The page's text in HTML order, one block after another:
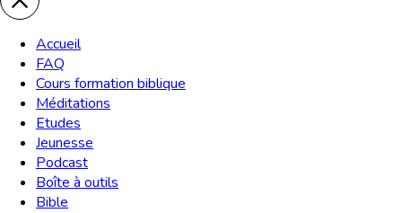
Accueil
FAQ
Cours formation biblique
Méditations
Etudes
Jeunesse
Podcast
Boîte à outils
Bible